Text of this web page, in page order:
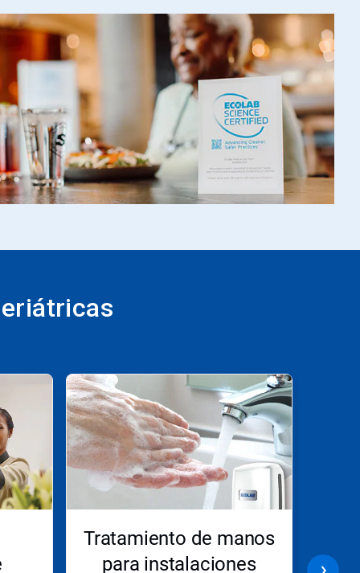
Tratamiento de manos
para instalaciones